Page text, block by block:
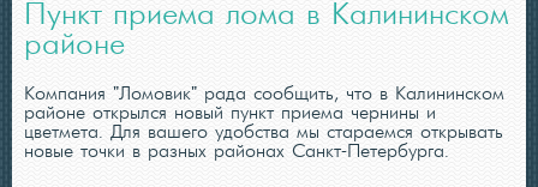
Пункт приема лома в Калининском
районе
Компания "Ломовик" рада сообщить, что в Калининском
районе открылся новый пункт приема чернины и
цветмета. Для вашего удобства мы стараемся открывать
новые точки в разных районах Санкт-Петербурга.